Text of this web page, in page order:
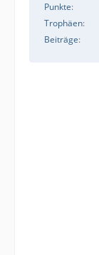
Punkte
Trophäen
Beiträge